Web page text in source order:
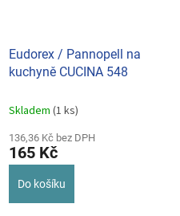
Eudorex / Pannopell na
kuchyně CUCINA 548
Skladem (1 ks)
136,36 Kč bez DPH
165 Kč
Do košíku